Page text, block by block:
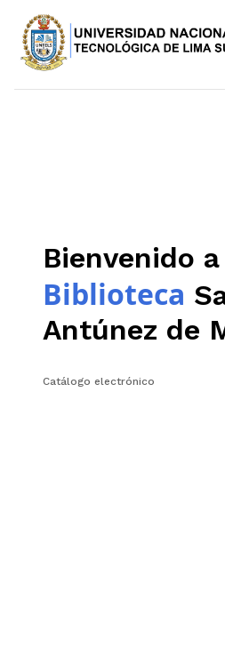
Bienvenido
Biblioteca
Antúnez de
Catálogo electrónico